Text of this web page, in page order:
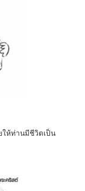
ให้ท่านมีชีวิตเป็น